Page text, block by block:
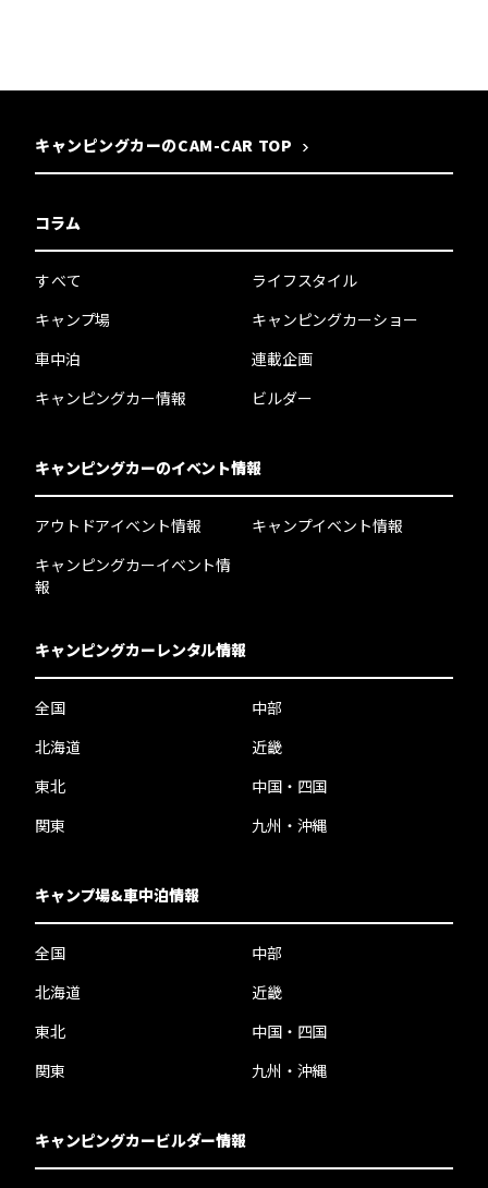
キャンピングカーのCAM-CAR TOP
コラム
すべて
キャンプ場
車中泊
キャンピングカー情報
ライフスタイル
キャンピングカーショー
連載企画
ビルダー
キャンピングカーのイベント情報
アウトドアイベント情報
キャンピングカーイベント情
報
キャンプイベント情報
キャンピングカーレンタル情報
全国
北海道
東北
関東
中部
近畿
中国・四国
九州・沖縄
キャンプ場&車中泊情報
全国
北海道
東北
関東
中部
近畿
中国・四国
九州・沖縄
キャンピングカービルダー情報